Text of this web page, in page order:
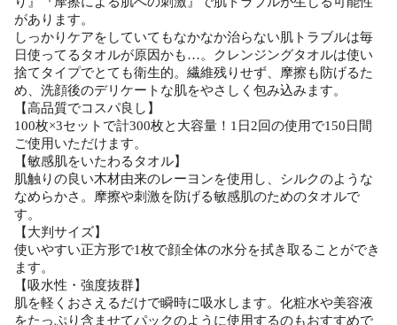
があります。
しっかりケアをしていてもなかなか治らない肌トラブルは毎
日使ってるタオルが原因かも…。クレンジングタオルは使い
捨てタイプでとても衛生的。繊維残りせず、摩擦も防げるた
め、洗顔後のデリケートな肌をやさしく包み込みます。
【高品質でコスパ良し】
100枚×3セットで計300枚と大容量！1日2回の使用で150日間
ご使用いただけます。
【敏感肌をいたわるタオル】
肌触りの良い木材由来のレーヨンを使用し、シルクのような
なめらかさ。摩擦や刺激を防げる敏感肌のためのタオルで
す。
【大判サイズ】
使いやすい正方形で1枚で顔全体の水分を拭き取ることができ
ます。
【吸水性・強度抜群】
肌を軽くおさえるだけで瞬時に吸水します。化粧水や美容液
をたっぷり含ませてパックのように使用するのもおすすめで